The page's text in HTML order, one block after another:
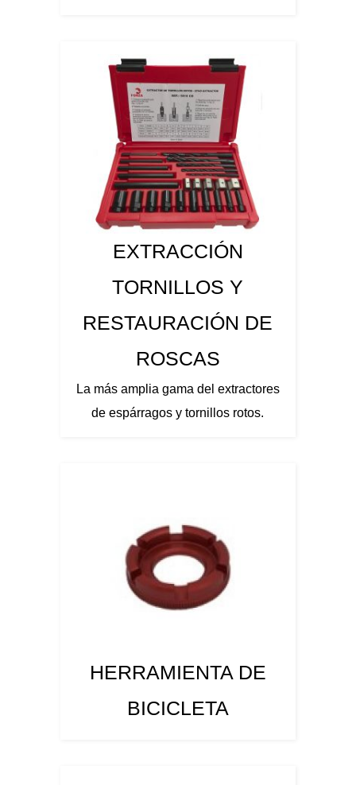
EXTRACCIÓN
TORNILLOS Y
RESTAURACIÓN DE
ROSCAS
La más amplia gama del extractores
de espárragos y tornillos rotos.
HERRAMIENTA DE
BICICLETA